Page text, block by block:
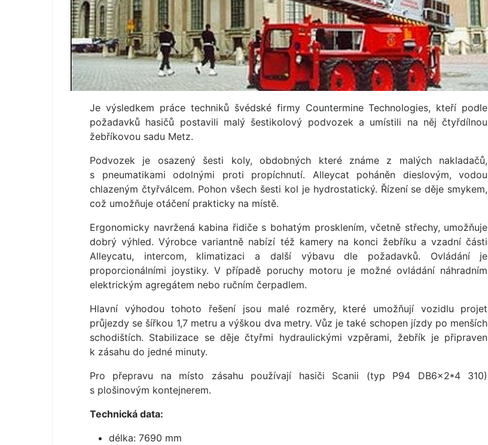
Je výsledkem práce techniků švédské firmy Countermine Technologies, kteří podle
požadavků hasičů postavili malý šestikolový podvozek a umístili na něj čtyřdílnou
žebříkovou sadu Metz.
Podvozek je osazený šesti koly, obdobných které známe z malých nakladačů,
s pneumatikami odolnými proti propíchnutí. Alleycat poháněn dieslovým, vodou
chlazeným čtyřválcem. Pohon všech šesti kol je hydrostatický. Řízení se děje smykem,
což umožňuje otáčení prakticky na místě.
Ergonomicky navržená kabina řidiče s bohatým prosklením, včetně střechy, umožňuje
dobrý výhled. Výrobce variantně nabízí též kamery na konci žebříku a vzadní části
Alleycatu, intercom, klimatizaci a další výbavu dle požadavků. Ovládání je
proporcionálními joystiky. V případě poruchy motoru je možné ovládání náhradním
elektrickým agregátem nebo ručním čerpadlem.
Hlavní výhodou tohoto řešení jsou malé rozměry, které umožňují vozidlu projet
průjezdy se šířkou 1,7 metru a výškou dva metry. Vůz je také schopen jízdy po menších
schodištích. Stabilizace se děje čtyřmi hydraulickými vzpěrami, žebřík je připraven
k zásahu do jedné minuty.
Pro přepravu na místo zásahu používají hasiči Scanii (typ P94 DB6×2*4 310)
s plošinovým kontejnerem.
Technická data:
délka: 7690 mm